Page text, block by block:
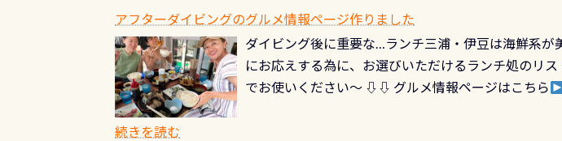
も、ワクワクが続く60周年限定企画です。コースを
PADIグッズが当たるチャンス 受講したPADIダイブ
ルくじに参加する
楽しみ頂けます 反対側の窓からも見ることが出来る
できます！ かなり楽しめます是非ご参加ください！
にもなりますヨ 料金等、詳しくは 詳細はこちら
アフターダイビングのグルメ情報ページ作りました
ダイビング後に重要な…ランチ三浦・伊豆は海鮮系
にお応えする為に、お選びいただけるランチ処のリ
でお使いください～ ⇩⇩ グルメ情報ページはこちら
続きを読む